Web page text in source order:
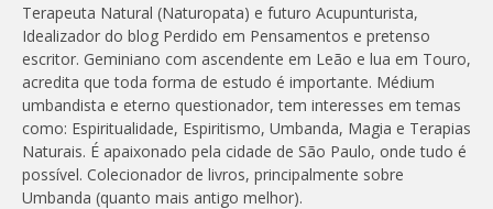
Terapeuta Natural (Naturopata) e futuro Acupunturista,
Idealizador do blog Perdido em Pensamentos e pretenso
escritor. Geminiano com ascendente em Leão e lua em Touro,
acredita que toda forma de estudo é importante. Médium
umbandista e eterno questionador, tem interesses em temas
como: Espiritualidade, Espiritismo, Umbanda, Magia e Terapias
Naturais. É apaixonado pela cidade de São Paulo, onde tudo é
possível. Colecionador de livros, principalmente sobre
Umbanda (quanto mais antigo melhor).